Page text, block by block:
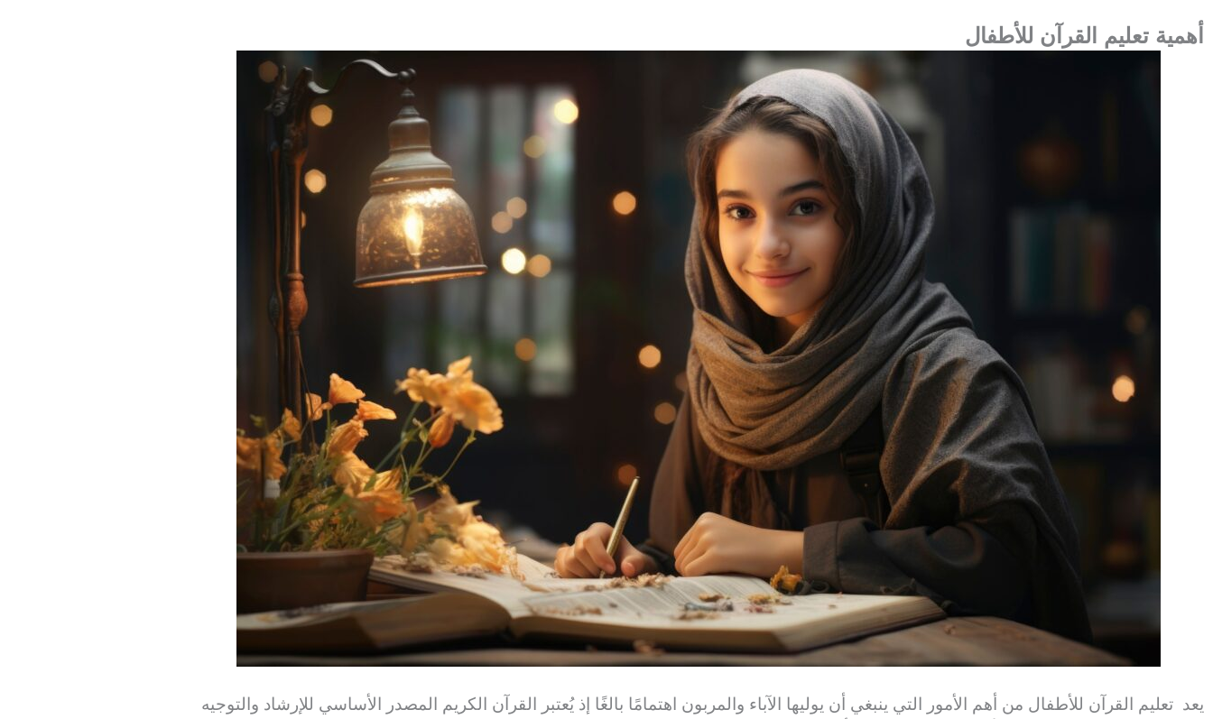
أهمية تعليم القرآن للأطفال
يعد تعليم القرآن للأطفال من أهم الأمور التي ينبغي أن يوليها الآباء والمربون اهتمامًا بالغًا إذ يُعتبر القرآن الكريم المصدر الأساسي للإرشاد والتوجيه